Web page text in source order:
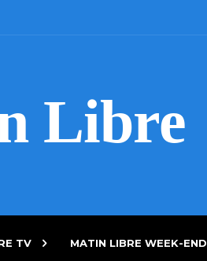
Libre
TV MATIN LIBRE WEEK-END